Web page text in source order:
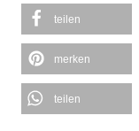
teilen
merken
teilen